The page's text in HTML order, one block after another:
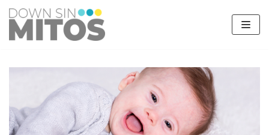
Saltar
al
contenido